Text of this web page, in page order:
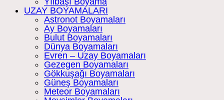
UZAY BOYAMALARI
Astronot Boyamaları
Ay Boyamaları
Bulut Boyamaları
Dünya Boyamaları
Evren – Uzay Boyamaları
Gezegen Boyamaları
Gökkuşağı Boyamaları
Güneş Boyamaları
Meteor Boyamaları